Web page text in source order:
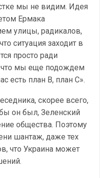
мы не видим. Идея
Ермака
улицы, радикалов,
ситуация заходит в
просто ради
что мы еще подождем
есть план В, план С».
скорее всего,
он был, Зеленский
общества. Поэтому
шантаж, даже тех
что Украина может